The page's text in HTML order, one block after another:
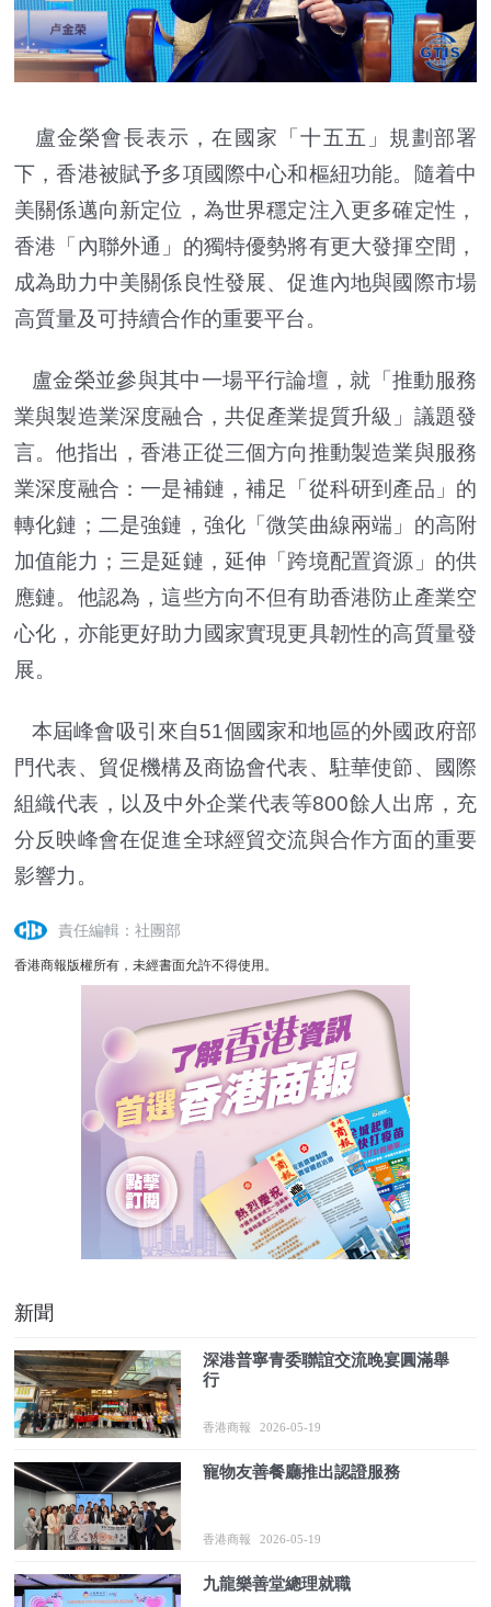
盧金榮會長表示，在國家「十五五」規劃部署
下，香港被賦予多項國際中心和樞紐功能。隨着中
美關係邁向新定位，為世界穩定注入更多確定性，
香港「內聯外通」的獨特優勢將有更大發揮空間，
成為助力中美關係良性發展、促進內地與國際市場
高質量及可持續合作的重要平台。
盧金榮並參與其中一場平行論壇，就「推動服務
業與製造業深度融合，共促產業提質升級」議題發
言。他指出，香港正從三個方向推動製造業與服務
業深度融合：一是補鏈，補足「從科研到產品」的
轉化鏈；二是強鏈，強化「微笑曲線兩端」的高附
加值能力；三是延鏈，延伸「跨境配置資源」的供
應鏈。他認為，這些方向不但有助香港防止產業空
心化，亦能更好助力國家實現更具韌性的高質量發
展。
本屆峰會吸引來自51個國家和地區的外國政府部
門代表、貿促機構及商協會代表、駐華使節、國際
組織代表，以及中外企業代表等800餘人出席，充
分反映峰會在促進全球經貿交流與合作方面的重要
影響力。
責任編輯：社團部
香港商報版權所有，未經書面允許不得使用。
新聞
深港普寧青委聯誼交流晚宴圓滿舉
行
香港商報 2026-05-19
寵物友善餐廳推出認證服務
香港商報 2026-05-19
九龍樂善堂總理就職